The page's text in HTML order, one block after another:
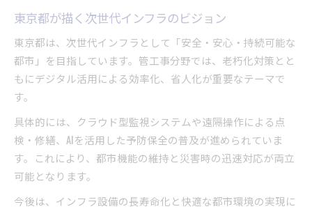
東京都が描く次世代インフラのビジョン
東京都は、次世代インフラとして「安全・安心・持続可能な
都市」を目指しています。管工事分野では、老朽化対策とと
もにデジタル活用による効率化、省人化が重要なテーマで
す。
具体的には、クラウド型監視システムや遠隔操作による点
検・修繕、AIを活用した予防保全の普及が進められていま
す。これにより、都市機能の維持と災害時の迅速対応が両立
可能となります。
今後は、インフラ設備の長寿命化と快適な都市環境の実現に